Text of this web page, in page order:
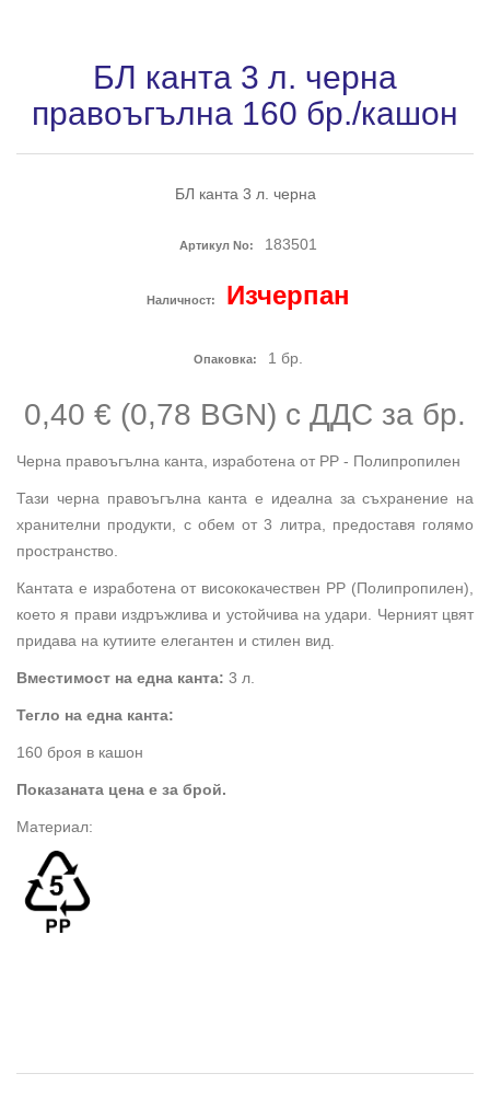
БЛ канта 3 л. черна
правоъгълна 160 бр./кашон
БЛ канта 3 л. черна
Артикул No: 183501
Наличност: Изчерпан
Опаковка: 1 бр.
0,40 € (0,78 BGN) с ДДС за бр.
Черна правоъгълна канта, изработена от PP - Полипропилен
Тази черна правоъгълна канта е идеална за съхранение на
хранителни продукти, с обем от 3 литра, предоставя голямо
пространство.
Кантата е изработена от висококачествен PP (Полипропилен),
което я прави издръжлива и устойчива на удари. Черният цвят
придава на кутиите елегантен и стилен вид.
Вместимост на една канта: 3 л.
Тегло на една канта:
160 броя в кашон
Показаната цена е за брой.
Материал: